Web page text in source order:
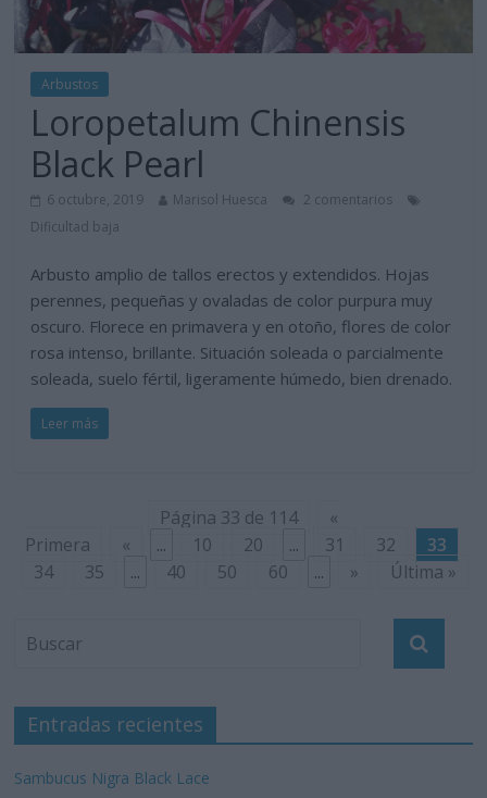
Arbustos
Loropetalum Chinensis
Black Pearl
6 octubre, 2019 Marisol Huesca
2 comentarios
Dificultad baja
Arbusto amplio de tallos erectos y extendidos. Hojas
perennes, pequeñas y ovaladas de color purpura muy
oscuro. Florece en primavera y en otoño, flores de color
rosa intenso, brillante. Situación soleada o parcialmente
soleada, suelo fértil, ligeramente húmedo, bien drenado.
Leer más
Página 33 de 114
«
Primera
« ... 10 20 ... 31 32
33
34
35 ... 40 50 60 ... » Última »
Entradas recientes
Sambucus Nigra Black Lace